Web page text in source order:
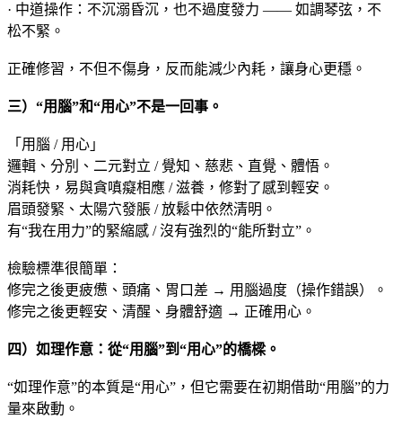
· 中道操作：不沉溺昏沉，也不過度發力 —— 如調琴弦，不
松不緊。
正確修習，不但不傷身，反而能減少內耗，讓身心更穩。
三）“用腦”和“用心”不是一回事。
「用腦 / 用心」
邏輯、分別、二元對立 / 覺知、慈悲、直覺、體悟。
消耗快，易與貪嗔癡相應 / 滋養，修對了感到輕安。
眉頭發緊、太陽穴發脹 / 放鬆中依然清明。
有“我在用力”的緊縮感 / 沒有強烈的“能所對立”。
檢驗標準很簡單：
修完之後更疲憊、頭痛、胃口差 → 用腦過度（操作錯誤）。
修完之後更輕安、清醒、身體舒適 → 正確用心。
四）如理作意：從“用腦”到“用心”的橋樑 。
“如理作意”的本質是“用心”，但它需要在初期借助“用腦”的力
量來啟動。